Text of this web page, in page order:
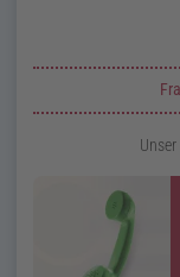
Zusatzinformationen zur Seite PV